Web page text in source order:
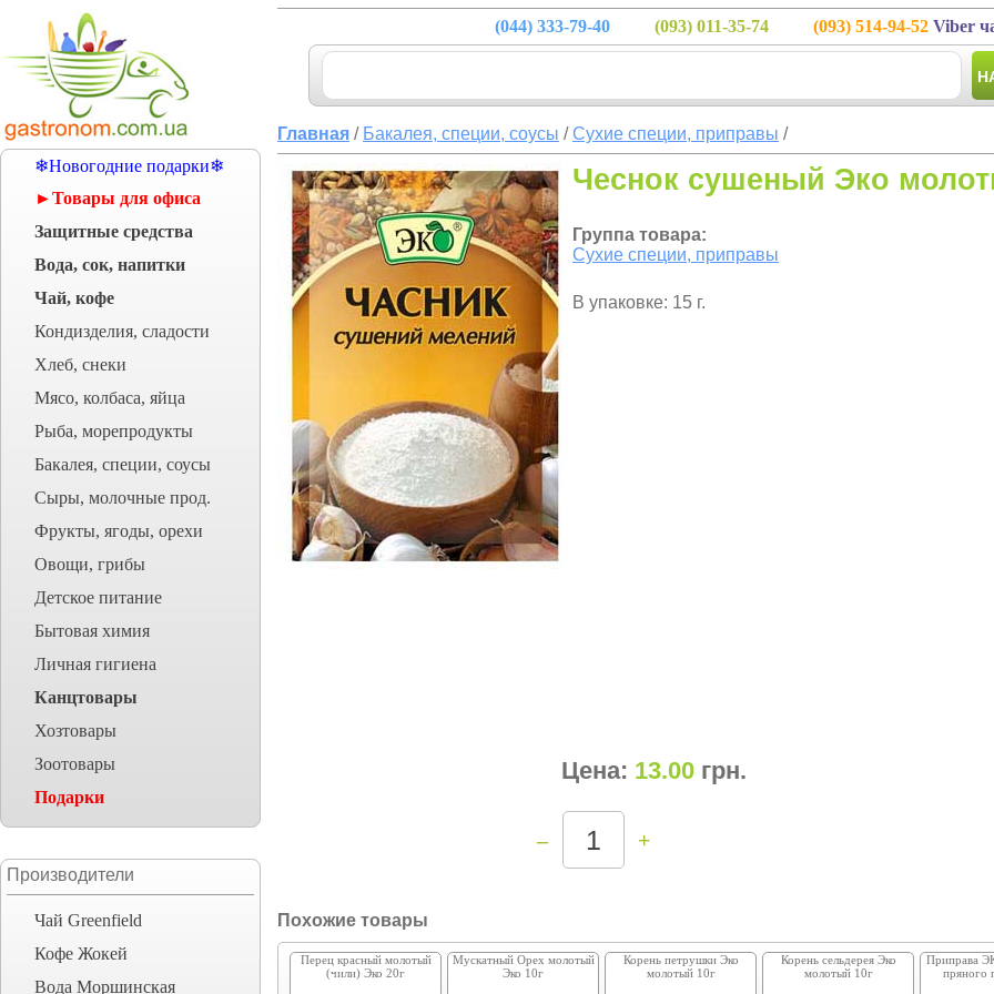
❄Новогодние подарки❄
►Товары для офиса
Защитные средства
Вода, сок, напитки
Чай, кофе
Кондизделия, сладости
Хлеб, снеки
Мясо, колбаса, яйца
Рыба, морепродукты
Бакалея, специи, соусы
Сыры, молочные прод.
Фрукты, ягоды, орехи
Овощи, грибы
Детское питание
Бытовая химия
Личная гигиена
Канцтовары
Хозтовары
Зоотовары
Подарки
Производители
Чай Greenfield
Кофе Жокей
Вода Моршинская
(044) 333-79-40 (093) 011-35-74 (093) 514-94-52 Viber
Главная / Бакалея, специи, соусы /Сухие специи, приправы /
Чеснок сушеный Эко
Группа товара:
Сухие специи, приправы
В упаковке: 15 г.
Цена: 13.00 грн.
– +
Похожие товары
Перец красный молотый
(чили) Эко 20г
Мускатный Орех молотый
Эко 10г
Корень петрушки Эко
молотый 10г
Корень сельдерея Эко
молотый 10г
Приправа
пряного